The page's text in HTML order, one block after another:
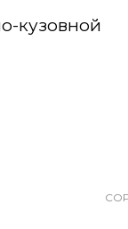
кузовной